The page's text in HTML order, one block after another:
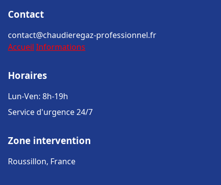
Contact
contact@chaudieregaz-professionnel.fr
Accueil Informations
Horaires
Lun-Ven: 8h-19h
Service d'urgence 24/7
Zone intervention
Roussillon, France